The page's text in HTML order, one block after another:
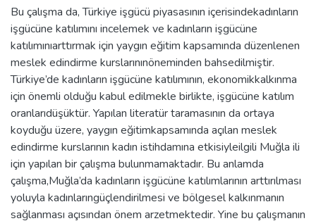
Bu çalışma da, Türkiye işgücü piyasasının içerisindekadınların
işgücüne katılımını incelemek ve kadınların işgücüne
katılımınıarttırmak için yaygın eğitim kapsamında düzenlenen
meslek edindirme kurslarınınöneminden bahsedilmiştir.
Türkiye’de kadınların işgücüne katılımının, ekonomikkalkınma
için önemli olduğu kabul edilmekle birlikte, işgücüne katılım
oranlarıdüşüktür. Yapılan literatür taramasının da ortaya
koyduğu üzere, yaygın eğitimkapsamında açılan meslek
edindirme kurslarının kadın istihdamına etkisiyleilgili Muğla ili
için yapılan bir çalışma bulunmamaktadır. Bu anlamda
çalışma,Muğla’da kadınların işgücüne katılımlarının arttırılması
yoluyla kadınlarıngüçlendirilmesi ve bölgesel kalkınmanın
sağlanması açısından önem arzetmektedir. Yine bu çalışmanın